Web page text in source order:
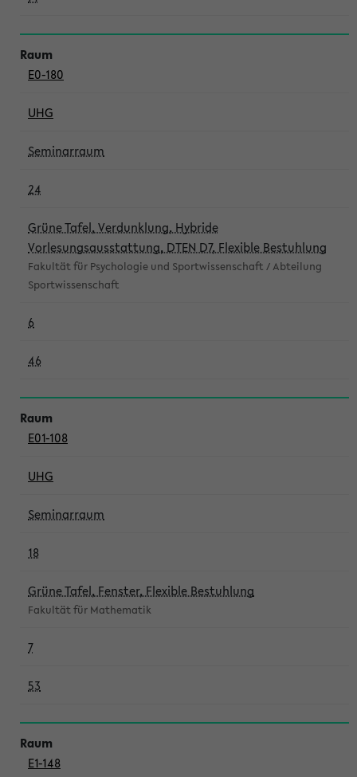
E0-180
UHG
Seminarraum
24
Grüne Tafel, Verdunklung, Hybride
Vorlesungsausstattung, DTEN D7, Flexible Bestuhlung
Fakultät für Psychologie und Sportwissenschaft / Abteilung
Sportwissenschaft
6
46
E01-108
UHG
Seminarraum
18
Grüne Tafel, Fenster, Flexible Bestuhlung
Fakultät für Mathematik
7
53
E1-148